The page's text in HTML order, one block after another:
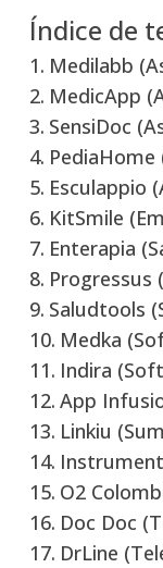
Índice de
Medilabb
MedicApp
SensiDoc
PediaHome
Esculappio
KitSmile
Enterapia
Progressus
Saludtools
Medka
Indira
App
Linkiu
O2
Doc Doc
DrLine